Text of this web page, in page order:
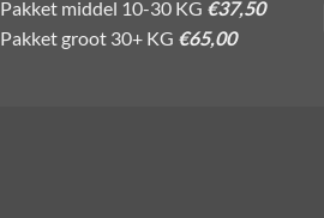
Pakket middel 10-30 KG €37,50
Pakket groot 30+ KG €65,00